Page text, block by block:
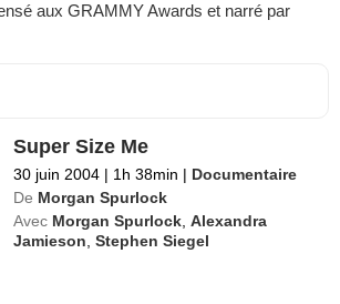
aux GRAMMY Awards et narré par
Super Size Me
30 juin 2004 | 1h 38min | Documentaire
De Morgan Spurlock
Avec Morgan Spurlock,Alexandra
Jamieson,Stephen Siegel